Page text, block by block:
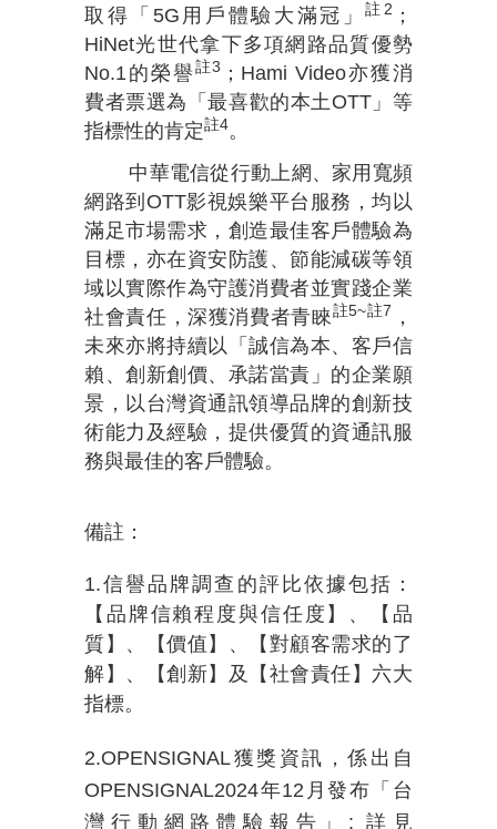
取得「 5G 用戶體驗大滿冠」註2 ；
HiNet光世代拿下多項網路品質優勢
No.1的榮譽 註3 ；Hami Video亦獲消
費者票選為「最喜歡的本土OTT」等
指標性的肯定註4。
中華電信從行動上網、家用寬頻
網路到 OTT影視娛樂平台服務，均以
滿足市場需求，創造最佳客戶體驗為
目標，亦在資安防護、節能減碳等領
域以實際作為守護消費者並實踐企業
社會責任 ，深獲消費者青睞註5~註7
，
未來亦將持續以「誠信為本、客戶信
賴、創新創價、承諾當責」的企業願
景，以台灣資通訊領導品牌的創新技
術能力及經驗，提供優質的資通訊服
務與最佳的客戶體驗。
備註：
1.信譽品牌調查的評比依據包括：
【品牌信賴程度與信任度】、【品
質】、【價值】、【對顧客需求的了
解】、【創新】及【社會責任】六大
指標。
2.OPENSIGNAL獲獎資訊，係出自
OPENSIGNAL2024年12 月發布「台
灣行動網路體驗報告」 :詳見